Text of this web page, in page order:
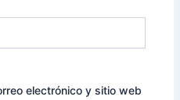
electrónico y sitio web